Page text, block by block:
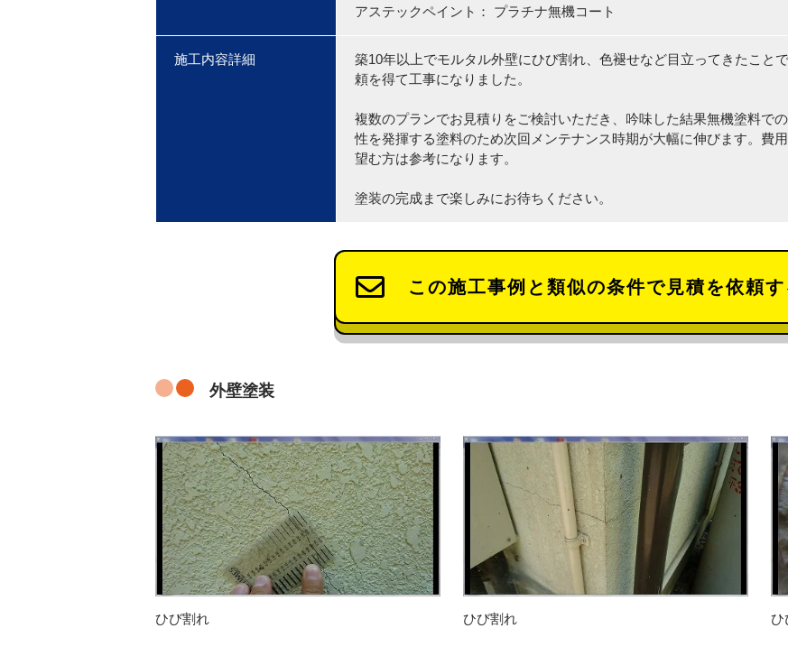
アステックペイント： プラチナ無機コート
施工内容詳細
築10年以上でモルタル外壁にひび割れ、色褪せなど目立ってきたこと
頼を得て工事になりました。
複数のプランでお見積りをご検討いただき、吟味した結果無機塗料で
性を発揮する塗料のため次回メンテナンス時期が大幅に伸びます。費
望む方は参考になります。
塗装の完成まで楽しみにお待ちください。
この施工事例と類似の条件で見積を依頼す
外壁塗装
ひび割れ ひび割れ ひ